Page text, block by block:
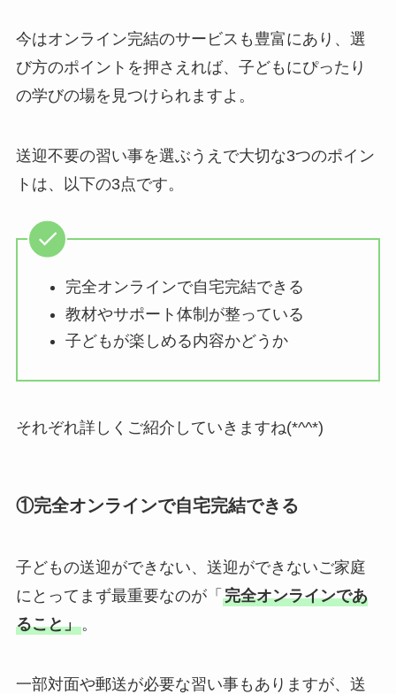
今はオンライン完結のサービスも豊富にあり、選
び方のポイントを押さえれば、子どもにぴったり
の学びの場を見つけられますよ。
送迎不要の習い事を選ぶうえで大切な3つのポイン
トは、以下の3点です。
完全オンラインで自宅完結できる
教材やサポート体制が整っている
子どもが楽しめる内容かどうか
それぞれ詳しくご紹介していきますね(*^^*)
①完全オンラインで自宅完結できる
子どもの送迎ができない、送迎ができないご家庭
にとってまず最重要なのが「 完全オンラインであ
ること」。
一部対面や郵送が必要な習い事もありますが、送